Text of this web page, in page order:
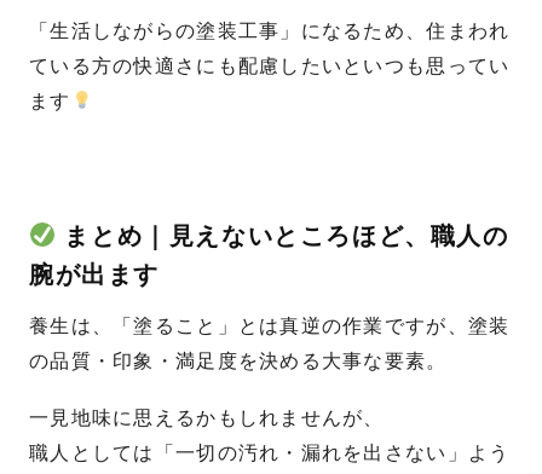
「生活しながらの塗装工事」になるため、住まわれ
ている方の快適さにも配慮したいといつも思ってい
ます
まとめ｜見えないところほど、職人の
腕が出ます
養生は、「塗ること」とは真逆の作業ですが、塗装
の品質・印象・満足度を決める大事な要素。
一見地味に思えるかもしれませんが、
職人としては「一切の汚れ・漏れを出さない」よう